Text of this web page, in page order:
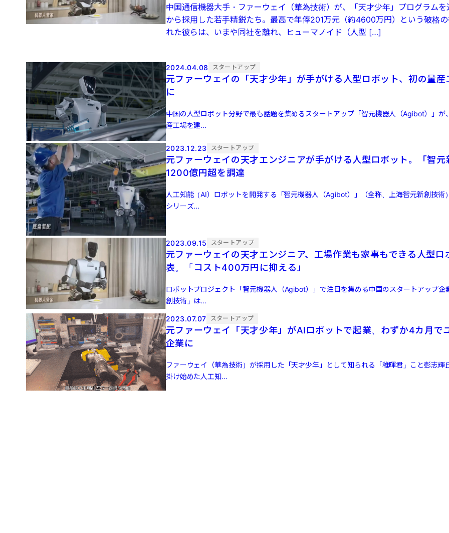
中国通信機器大手・ファーウェイ（華為技術）が、「天才少年」プログラム
から採用した若手精鋭たち。最高で年俸201万元（約4600万円）という破格
れた彼らは、いまや同社を離れ、ヒューマノイド（人型 […]
2024.04.08 スタートアップ
元ファーウェイの「天才少年」が手がける人型ロボット、初の量産
に
中国の人型ロボット分野で最も話題を集めるスタートアップ「智元機器人（Agibot）」が
産工場を建...
2023.12.23 スタートアップ
元ファーウェイの天才エンジニアが手がける人型ロボット。「智元
1200億円超を調達
人工知能（AI）ロボットを開発する「智元機器人（Agibot）」（全称、上海智元新創技術
シリーズ...
2023.09.15 スタートアップ
元ファーウェイの天才エンジニア、工場作業も家事もできる人型ロ
表。「コスト400万円に抑える」
ロボットプロジェクト「智元機器人（Agibot）」で注目を集める中国のスタートアップ企
創技術」は...
2023.07.07 スタートアップ
元ファーウェイ「天才少年」がAIロボットで起業、わずか4カ月で
企業に
ファーウェイ（華為技術）が採用した「天才少年」として知られる「稚暉君」こと彭志輝
掛け始めた人工知...